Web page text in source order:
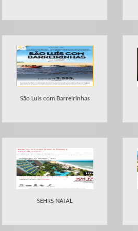
São Luis com Barreirinhas
SEHRS NATAL